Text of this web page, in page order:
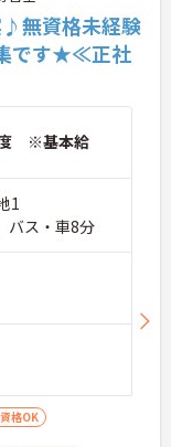
♪無資格未経験
です★≪正社
※基本給
1
バス・車8分
格OK